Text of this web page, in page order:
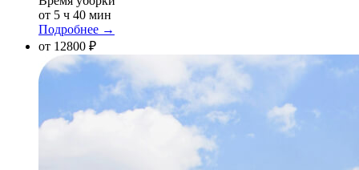
от 5 ч 40 мин
Подробнее →
от 12800 ₽